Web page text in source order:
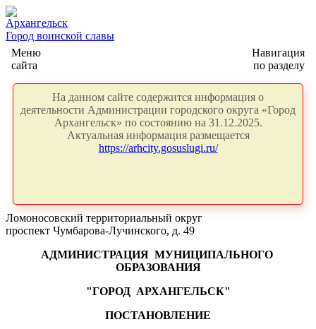
Архангельск
Город воинской славы
Меню
сайта
Навигация
по разделу
На данном сайте содержится информация о
деятельности Администрации городского округа «Город
Архангельск» по состоянию на 31.12.2025.
Актуальная информация размещается
https://arhcity.gosuslugi.ru/
Ломоносовский территориальный округ
проспект Чумбарова-Лучинского, д. 49
АДМИНИСТРАЦИЯ МУНИЦИПАЛЬНОГО
ОБРАЗОВАНИЯ
"ГОРОД АРХАНГЕЛЬСК"
ПОСТАНОВЛЕНИЕ